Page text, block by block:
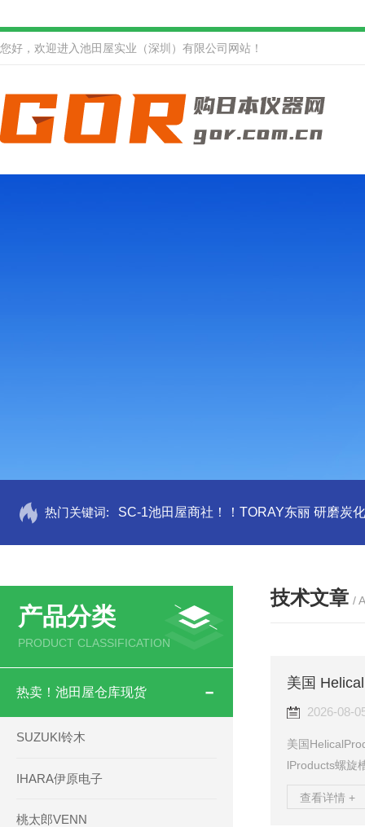
您好，欢迎进入池田屋实业（深圳）有限公司网站！
热门关键词: SC-1池田屋商社！！TORAY东丽 研磨炭
产品分类
PRODUCT CLASSIFICATION
热卖！池田屋仓库现货
SUZUKI铃木
IHARA伊原电子
桃太郎VENN
技术文章 /
2026-08-
美国
lProducts螺旋
器、伺服传动
查看详情 +